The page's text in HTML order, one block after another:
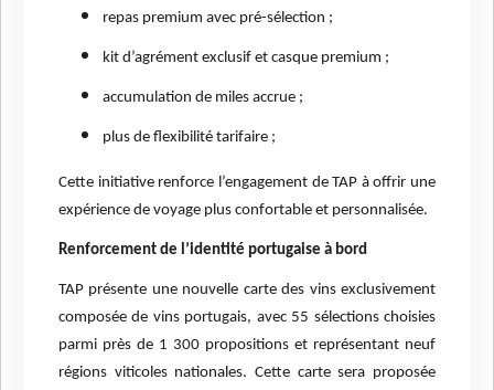
repas premium avec pré-sélection ;
kit d’agrément exclusif et casque premium ;
accumulation de miles accrue ;
plus de flexibilité tarifaire ;
Cette initiative renforce l’engagement de TAP à offrir une
expérience de voyage plus confortable et personnalisée.
Renforcement de l’identité portugaise à bord
TAP présente une nouvelle carte des vins exclusivement
composée de vins portugais, avec 55 sélections choisies
parmi près de 1 300 propositions et représentant neuf
régions viticoles nationales. Cette carte sera proposée